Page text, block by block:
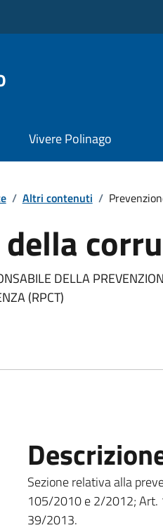
Vivere Polinago
/ Altri contenuti /
DELLA
(RPCT)
Sezione relativa alla
105/2010 e 2/2012; Art.
39/2013.